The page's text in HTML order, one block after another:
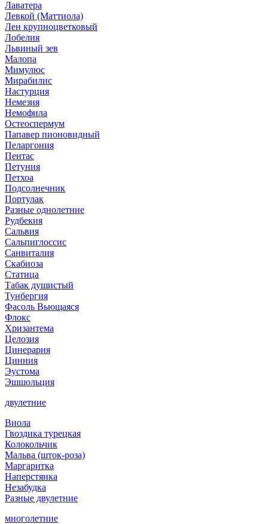
Лаватера
Левкой (Маттиола)
Лен крупноцветковый
Лобелия
Львиный зев
Малопа
Мимулюс
Мирабилис
Настурция
Немезия
Немофила
Остеоспермум
Папавер пионовидный
Пеларгония
Пентас
Петуния
Петхоа
Подсолнечник
Портулак
Разные однолетние
Рудбекия
Сальвия
Сальпиглоссис
Санвиталия
Скабиоза
Статица
Табак душистый
Тунбергия
Фасоль Вьющаяся
Флокс
Хризантема
Целозия
Цинерария
Цинния
Эустома
Эшшольция
двулетние
Виола
Гвоздика турецкая
Колокольчик
Мальва (шток-роза)
Маргаритка
Наперстянка
Незабудка
Разные двулетние
многолетние